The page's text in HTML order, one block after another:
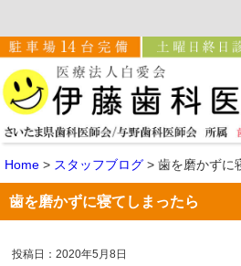
Home > スタッフブログ > 歯を磨かずに
歯を磨かずに寝てしまったら
投稿日：2020年5月8日